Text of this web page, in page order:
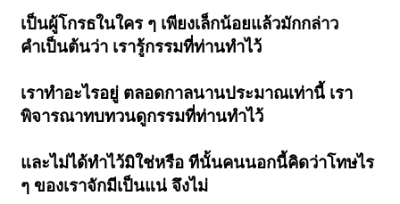
เป็นผู้โกรธในใคร ๆ เพียงเล็กน้อยแล้วมักกล่าว
คำเป็นต้นว่า เรารู้กรรมที่ท่านทำไว้
เราทำอะไรอยู่ ตลอดกาลนานประมาณเท่านี้ เรา
พิจารณาทบทวนดูกรรมที่ท่านทำไว้
และไม่ได้ทำไว้มิใช่หรือ ทีนั้นคนนอกนี้คิดว่าโทษไร
ๆ ของเราจักมีเป็นแน่ จึงไม่